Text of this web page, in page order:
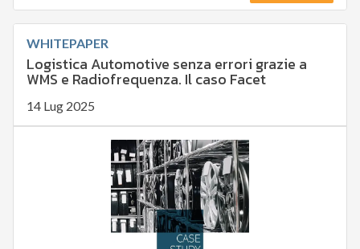
WHITEPAPER
Logistica Automotive senza errori grazie a
WMS e Radiofrequenza. Il caso Facet
14 Lug 2025